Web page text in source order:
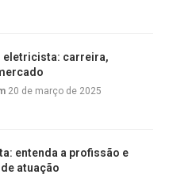
eletricista: carreira,
20 de março de 2025
entenda a profissão e
atuação